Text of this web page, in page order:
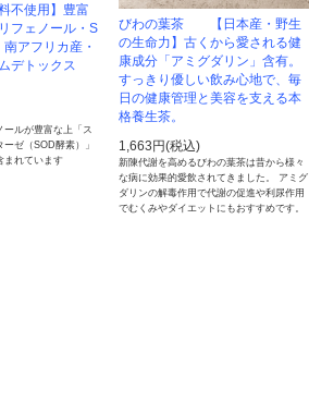
不使用】豊富
フェノール・S
アフリカ産・
デトックス
ールが豊富な上「ス
ゼ（SOD酵素）」
まれています
びわの葉茶 【日本産・野生
の生命力】古くから愛される健
康成分「アミグダリン」含有。
すっきり優しい飲み心地で、毎
日の健康管理と美容を支える本
格養生茶。
1,663円(税込)
新陳代謝を高めるびわの葉茶は昔から様々
な病に効果的愛飲されてきました。 アミグ
ダリンの解毒作用で代謝の促進や利尿作用
でむくみやダイエットにもおすすめです。